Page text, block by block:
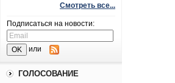
Смотреть все...
Подписаться на новости:
или
ГОЛОСОВАНИЕ